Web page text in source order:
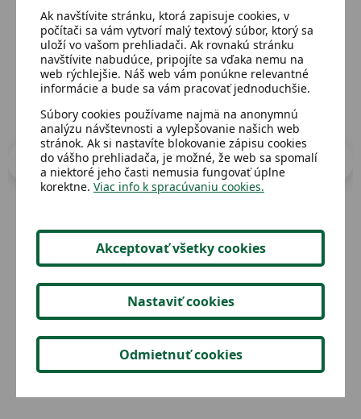
Prejsť do katalógu
Dostupný
Poháre,6ks,leptaný vzor
Detail 3,36 €
Ak navštívite stránku, ktorá zapisuje cookies, v
počítači sa vám vytvorí malý textový súbor, ktorý sa
uloží vo vašom prehliadači. Ak rovnakú stránku
navštívite nabudúce, pripojíte sa vďaka nemu na
web rýchlejšie. Náš web vám ponúkne relevantné
informácie a bude sa vám pracovať jednoduchšie.
Súbory cookies používame najmä na anonymnú
analýzu návštevnosti a vylepšovanie našich web
stránok. Ak si nastavíte blokovanie zápisu cookies
do vášho prehliadača, je možné, že web sa spomalí
a niektoré jeho časti nemusia fungovať úplne
korektne. Viac info k spracúvaniu cookies.
Akceptovať všetky cookies
Nastaviť cookies
Odmietnuť cookies